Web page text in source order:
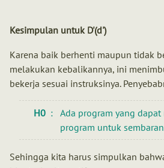
Kesimpulan untuk D'(d')
Karena baik berhenti maupun tidak
melakukan kebalikannya, ini
bekerja sesuai instruksinya.
H0
Ada program yang
program untuk
Sehingga kita harus simpulkan